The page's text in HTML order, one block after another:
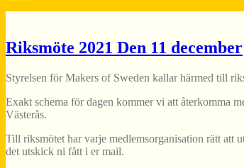
Riksmöte 2021 Den 11 december
Styrelsen för Makers of Sweden kallar härmed till
Exakt schema för dagen kommer vi att återkomma
Västerås.
Till riksmötet har varje medlemsorganisation rätt att
det utskick ni fått i er mail.